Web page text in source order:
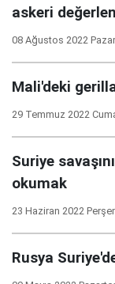
askeri
08 Ağustos 2022
Mali'deki
29 Temmuz 2022
Suriye
okumak
23 Haziran 2022
Rusya